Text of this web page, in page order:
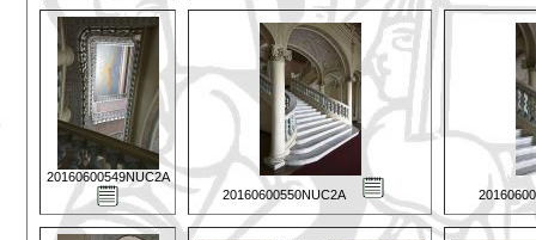
20160600549NUC2A
20160600550NUC2A